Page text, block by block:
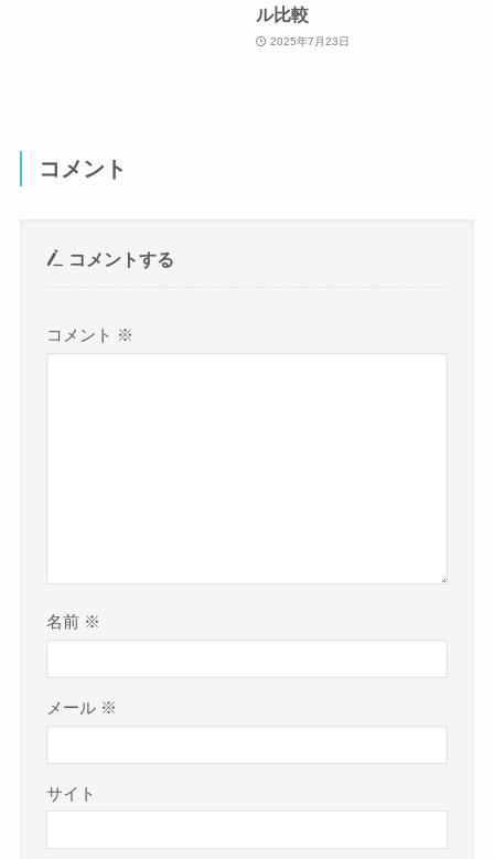
ル比較
2025年7月23日
コメント
コメントする
コメント ※
名前 ※
メール ※
サイト